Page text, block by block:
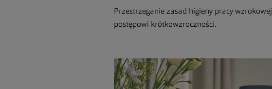
Przestrzeganie zasad higieny pracy
postępowi krótkowzroczności.